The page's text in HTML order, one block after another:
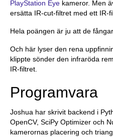
PlayStation Eye kameror. Men
ersätta IR-cut-filtret med ett IR-
Hela poängen är ju att de
Och här lyser den rena
klippte sönder den infraröda
IR-filtret.
Programvara
Joshua har skrivit backend i
OpenCV, SciPy Optimizer och
kamerornas placering och